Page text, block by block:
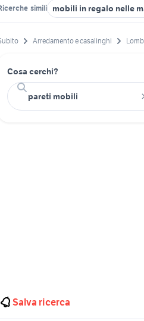
simili mobili in regalo nelle
Arredamento e casalinghi
Cosa cerchi?
Salva ricerca